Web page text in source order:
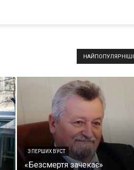
НАЙПОПУЛЯРНІШІ
З ПЕРШИХ ВУСТ
«Безсмертя зачекає»